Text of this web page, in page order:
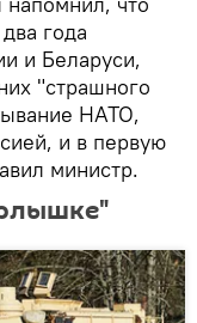
года
и Беларуси,
"страшного
НАТО,
и в первую
министр.